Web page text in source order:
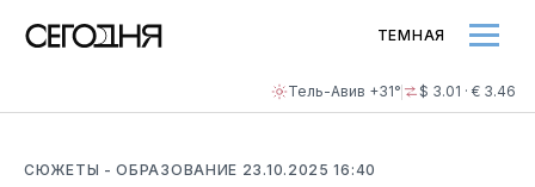
Тель-Авив +31° $ 3.01 · € 3.46
ТЕМНАЯ
СЮЖЕТЫ - ОБРАЗОВАНИЕ 23.10.2025 16:40